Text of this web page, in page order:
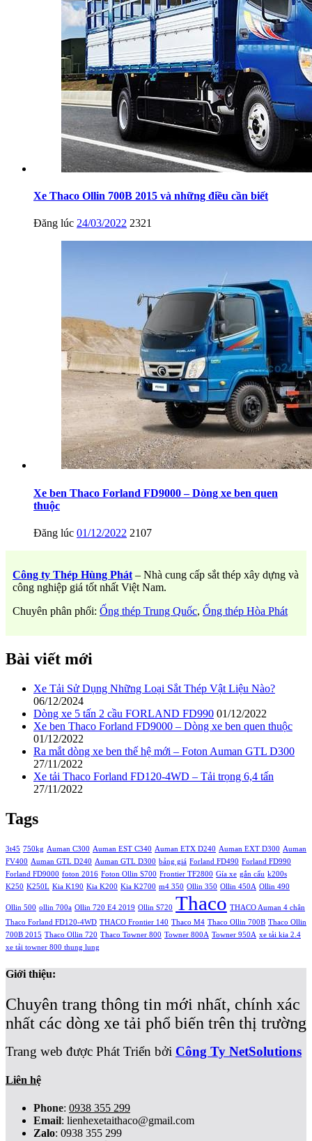
Xe Thaco Ollin 700B 2015 và những điều cần biết
Đăng lúc 24/03/2022 2321
Xe ben Thaco Forland FD9000 – Dòng xe ben quen
thuộc
Đăng lúc 01/12/2022 2107
Công ty Thép Hùng Phát – Nhà cung cấp sắt thép xây dựng và
công nghiệp giá tốt nhất Việt Nam.
Chuyên phân phối: Ống thép Trung Quốc, Ống thép Hòa Phát
Bài viết mới
Xe Tải Sử Dụng Những Loại Sắt Thép Vật Liệu Nào?
06/12/2024
Dòng xe 5 tấn 2 cầu FORLAND FD990 01/12/2022
Xe ben Thaco Forland FD9000 – Dòng xe ben quen thuộc
01/12/2022
Ra mắt dòng xe ben thế hệ mới – Foton Auman GTL D300
27/11/2022
Xe tải Thaco Forland FD120-4WD – Tải trọng 6,4 tấn
27/11/2022
Tags
3t45 750kg Auman C300 Auman EST C340 Auman ETX D240 Auman EXT D300 Auman
FV400 Auman GTL D240 Auman GTL D300 bảng giá Forland FD490 Forland FD990
Forland FD9000 foton 2016 Foton Ollin S700 Frontier TF2800 Gía xe gắn cẩu k200s
K250 K250L Kia K190 Kia K200 Kia K2700 m4 350 Ollin 350 Ollin 450A Ollin 490
Ollin 500 ollin 700a Ollin 720 E4 2019 Ollin S720 Thaco THACO Auman 4 chân
Thaco Forland FD120-4WD THACO Frontier 140 Thaco M4 Thaco Ollin 700B Thaco Ollin
700B 2015 Thaco Ollin 720 Thaco Towner 800 Towner 800A Towner 950A xe tải kia 2.4
xe tải towner 800 thung lung
Giới thiệu:
Chuyên trang thông tin mới nhất, chính xác
nhất các dòng xe tải phổ biến trên thị trường
Trang web được Phát Triển bởi Công Ty NetSolutions
Liên hệ
Phone: 0938 355 299
Email: lienhexetaithaco@gmail.com
Zalo: 0938 355 299